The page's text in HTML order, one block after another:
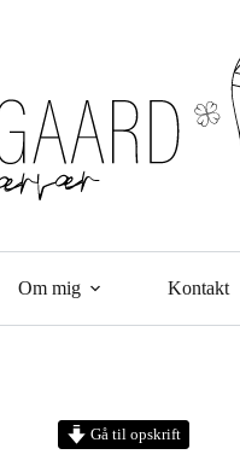
Om mig Kontakt
Gå til opskrift